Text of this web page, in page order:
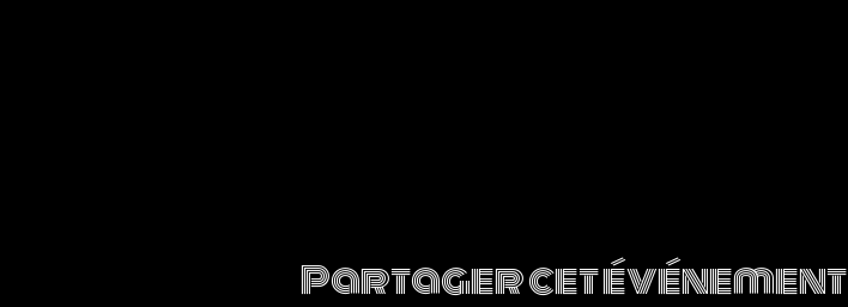
Partager cet événement